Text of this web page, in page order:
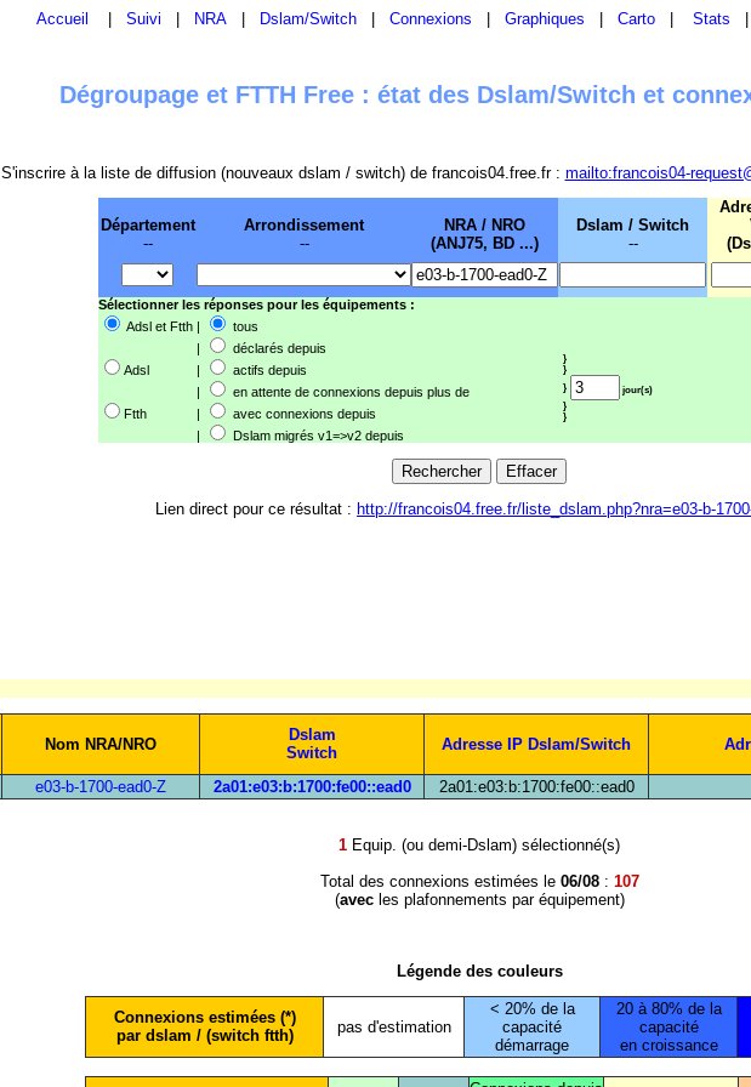
Accueil Suivi NRA Dslam/Switch Connexions Graphiques Carto Stats
Dégroupage et FTTH Free : état des Dslam/Switch et
S'inscrire à la liste de diffusion (nouveaux dslam / switch) de francois04.free.fr : mailto:francois04-
Département
--
Arrondissement
--
NRA / NRO
(ANJ75, BD ...)
Dslam / Switch
--
Sélectionner les réponses pour les équipements :
Adsl et Ftth |
tous
|
déclarés depuis
}
}
}
jour(s)
}
}
Adsl |
actifs depuis
|
en attente de connexions depuis plus de
Ftth
|
avec connexions depuis
|
Dslam migrés v1=>v2 depuis
Lien direct pour ce résultat : http://francois04.free.fr/liste_dslam.php?nra=e03-b-
Nom NRA/NRO
Dslam
Switch
Adresse IP Dslam/Switch
e03-b-1700-ead0-Z 2a01:e03:b:1700:fe00::ead0 2a01:e03:b:1700:fe00::ead0
1 Equip. (ou demi-Dslam) sélectionné(s)
Total des connexions estimées le 06/08: 107
(avecles plafonnements par équipement)
Légende des couleurs
Connexions estimées (*)
par dslam / (switch ftth)
pas d'estimation
< 20% de la
capacité
démarrage
20 à 80% de la
capacité
en croissance